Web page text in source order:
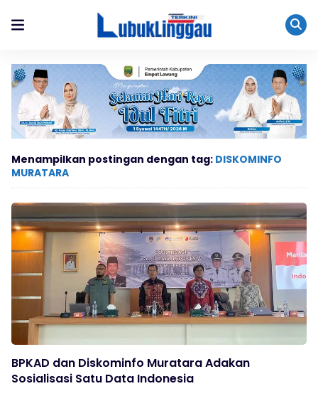
Menampilkan postingan dengan tag: DISKOMINFO
MURATARA
BPKAD dan Diskominfo Muratara Adakan
Sosialisasi Satu Data Indonesia